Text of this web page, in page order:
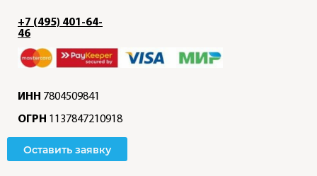
+7 (495) 401-64-
46
ИНН 7804509841
ОГРН 1137847210918
Оставить заявку